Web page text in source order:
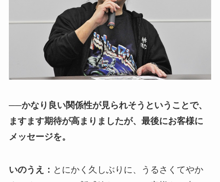
──かなり良い関係性が見られそうということで、
ますます期待が高まりましたが、最後にお客様に
メッセージを。
いのうえ： とにかく久しぶりに、うるさくてやか